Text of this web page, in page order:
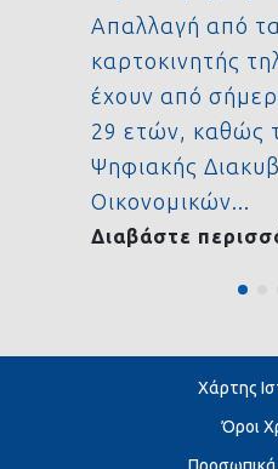
Απαλλαγή από τα
καρτοκινητής
έχουν από
29 ετών, καθώς
Ψηφιακής
Οικονομικών...
Διαβάστε
Χάρτης
Όροι